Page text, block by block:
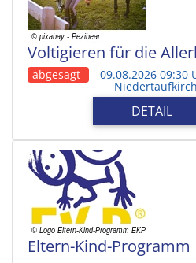
Voltigieren für die
abgesagt 09.08.2026 09:30
DETAIL
Eltern-Kind-Programm